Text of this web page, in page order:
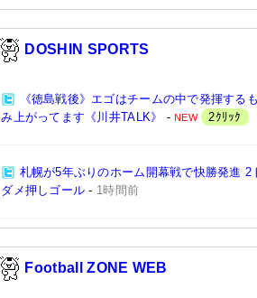
DOSHIN SPORTS
《徳島戦後》エゴはチームの中で発揮する
み上がってます《川井TALK》
-NEW 2ｸﾘｯｸ
札幌が5年ぶりのホーム開幕戦で快勝発進
ダメ押しゴール - 1時間前
Football ZONE WEB